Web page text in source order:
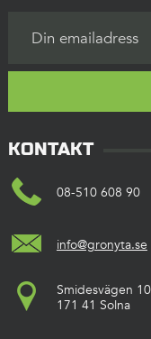
KONTAKT
08-510 608 90
info@gronyta.se
Smidesvägen 10
171 41 Solna